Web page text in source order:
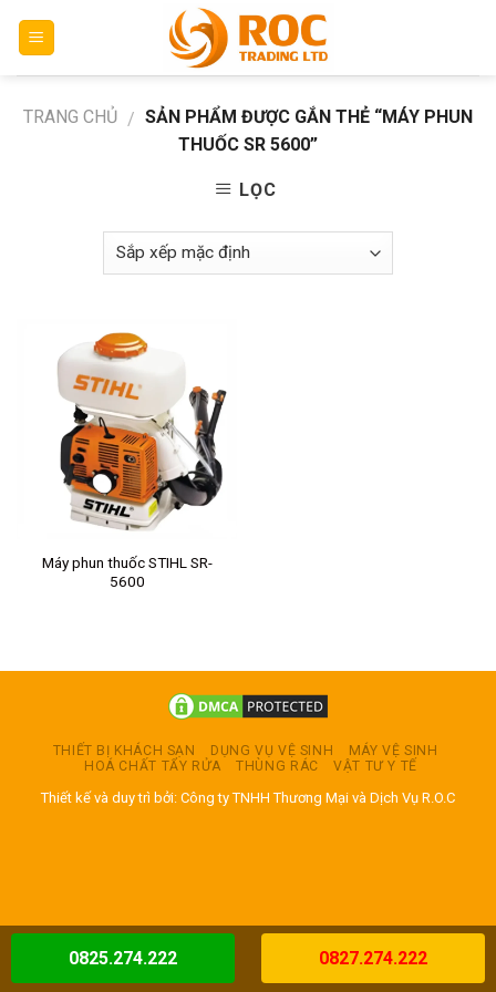
TRANG CHỦ / SẢN PHẨM ĐƯỢC GẮN THẺ “MÁY PHUN
THUỐC SR 5600”
LỌC
Máy phun thuốc STIHL SR-
5600
THIẾT BỊ KHÁCH SẠN DỤNG VỤ VỆ SINH
MÁY VỆ SINH
HOÁ CHẤT TẨY RỬA
THÙNG RÁC VẬT TƯ Y TẾ
Thiết kế và duy trì bởi: Công ty TNHH Thương Mại và Dịch Vụ R.O.C
0825.274.222 0827.274.222